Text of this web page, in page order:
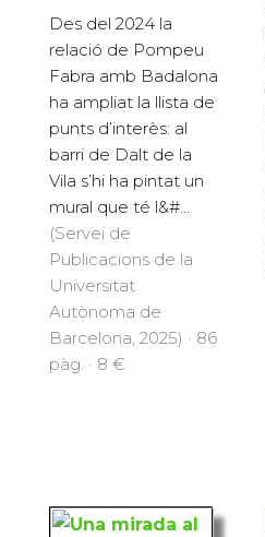
Des del 2024 la
relació de Pompeu
Fabra amb Badalona
ha ampliat la llista de
punts d’interès: al
barri de Dalt de la
Vila s’hi ha pintat un
mural que té l&#...
(Servei de
Publicacions de la
Universitat
Autònoma de
Barcelona, 2025) · 86
pàg. · 8 €